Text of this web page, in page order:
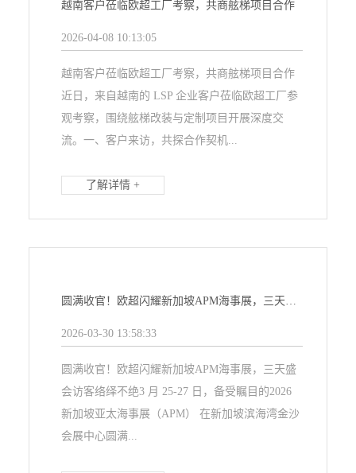
越南客户莅临欧超工厂考察，共商舷梯项目合作
2026-04-08 10:13:05
越南客户莅临欧超工厂考察，共商舷梯项目合作
近日，来自越南的 LSP 企业客户莅临欧超工厂参
观考察，围绕舷梯改装与定制项目开展深度交
流。一、客户来访，共探合作契机...
了解详情 +
圆满收官！欧超闪耀新加坡APM海事展，三天盛会访客络绎不绝
2026-03-30 13:58:33
圆满收官！欧超闪耀新加坡APM海事展，三天盛
会访客络绎不绝3 月 25-27 日，备受瞩目的2026
新加坡亚太海事展（APM） 在新加坡滨海湾金沙
会展中心圆满...